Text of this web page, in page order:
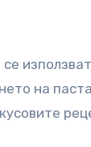
на